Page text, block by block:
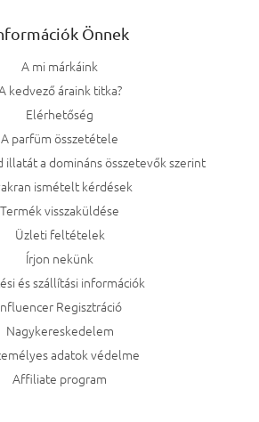
Önnek
A mi márkáink
kedvező áraink titka?
Elérhetőség
A parfüm összetétele
illatát a domináns összetevők szerint
ismételt kérdések
Termék visszaküldése
Üzleti feltételek
Írjon nekünk
és szállítási információk
Regisztráció
Nagykereskedelem
adatok védelme
Affiliate program